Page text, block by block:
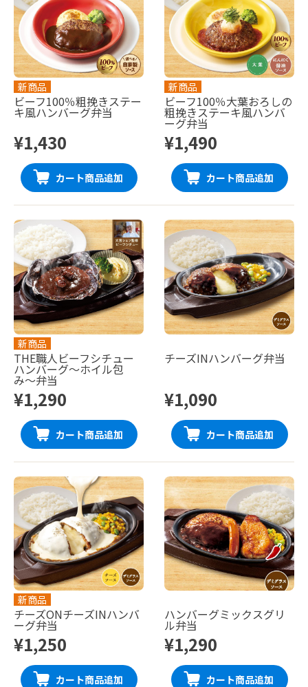
新商品
ビーフ100％粗挽きステー
キ風ハンバーグ弁当
¥1,430
カート商品追加
新商品
ビーフ100％大葉おろしの
粗挽きステーキ風ハンバ
ーグ弁当
¥1,490
カート商品追加
新商品
THE職人ビーフシチュー
ハンバーグ〜ホイル包
み〜弁当
¥1,290
カート商品追加
チーズINハンバーグ弁当
¥1,090
カート商品追加
新商品
チーズONチーズINハンバ
ーグ弁当
¥1,250
カート商品追加
ハンバーグミックスグリ
ル弁当
¥1,290
カート商品追加